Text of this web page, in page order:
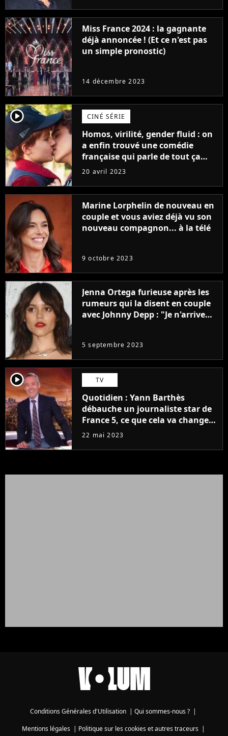
Miss France 2024 : la gagnante
déjà annoncée ! (Et ce n'est pas
un simple pronostic)
14 décembre 2023
player2 CINÉ SÉRIE
Homos, virilité, gender fluid : on
a enfin trouvé une comédie
française qui parle de tout ça
sans être super ringarde
20 avril 2023
Marine Lorphelin de nouveau en
couple et vous aviez déjà vu son
nouveau compagnon... à la télé
9 octobre 2023
Jenna Ortega furieuse après les
rumeurs qui la disent en couple
avec Johnny Depp : "Je n'arrive
5 septembre 2023
player2 TV
Quotidien : Yann Barthès
débauche un journaliste star de
France 5, ce que cela va changer
à la rentrée
22 mai 2023
Conditions Générales d'Utilisation | Qui sommes-nous ? |
Mentions légales| Politique sur les cookies et autres traceurs|